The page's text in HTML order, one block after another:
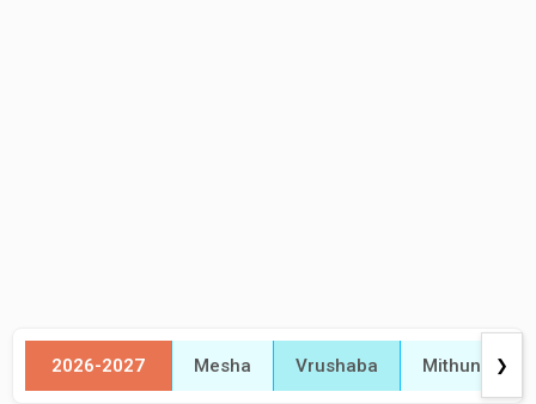
2026-2027 Mesha Vrushaba Mithuna ❯